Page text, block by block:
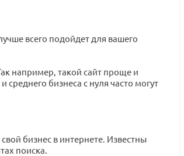
всего подойдет для вашего
например, такой сайт проще и
бизнеса с нуля часто могут
бизнес в интернете. Известны
поиска.